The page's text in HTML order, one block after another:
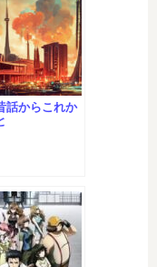
話からこれか